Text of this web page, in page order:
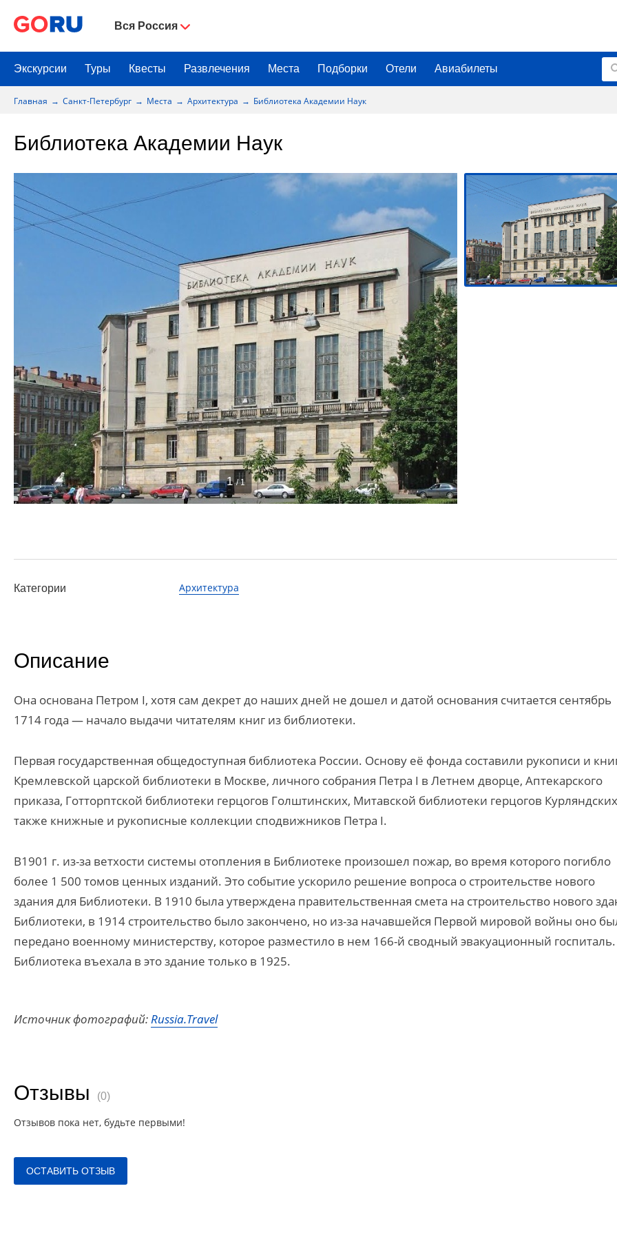
Вся Россия
Экскурсии Туры Квесты Развлечения Места Подборки Отели Авиабилеты
Главная Санкт-Петербург Места Архитектура Библиотека Академии Наук
Библиотека Академии Наук
1 / 1
Категории Архитектура
Описание
Она основана Петром I, хотя сам декрет до наших дней не дошел и датой основания считается сентябрь
1714 года — начало выдачи читателям книг из библиотеки.
Первая государственная общедоступная библиотека России. Основу её фонда составили рукописи и
Кремлевской царской библиотеки в Москве, личного собрания Петра I в Летнем дворце, Аптекарского
приказа, Готторптской библиотеки герцогов Голштинских, Митавской библиотеки герцогов
также книжные и рукописные коллекции сподвижников Петра I.
В1901 г. из-за ветхости системы отопления в Библиотеке произошел пожар, во время которого погибло
более 1 500 томов ценных изданий. Это событие ускорило решение вопроса о строительстве нового
здания для Библиотеки. В 1910 была утверждена правительственная смета на строительство нового
Библиотеки, в 1914 строительство было закончено, но из-за начавшейся Первой мировой войны оно
передано военному министерству, которое разместило в нем 166-й сводный эвакуационный госпиталь.
Библиотека въехала в это здание только в 1925.
Источник фотографий:Russia.Travel
Отзывы (0)
Отзывов пока нет, будьте первыми!
ОСТАВИТЬ ОТЗЫВ